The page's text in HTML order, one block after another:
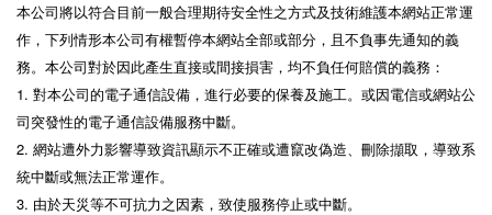
本公司將以符合目前一般合理期待安全性之方式及技術維護本網站正常運
作，下列情形本公司有權暫停本網站全部或部分，且不負事先通知的義
務。本公司對於因此產生直接或間接損害，均不負任何賠償的義務：
1. 對本公司的電子通信設備，進行必要的保養及施工。或因電信或網站公
司突發性的電子通信設備服務中斷。
2. 網站遭外力影響導致資訊顯示不正確或遭竄改偽造、刪除擷取，導致系
統中斷或無法正常運作。
3. 由於天災等不可抗力之因素，致使服務停止或中斷。